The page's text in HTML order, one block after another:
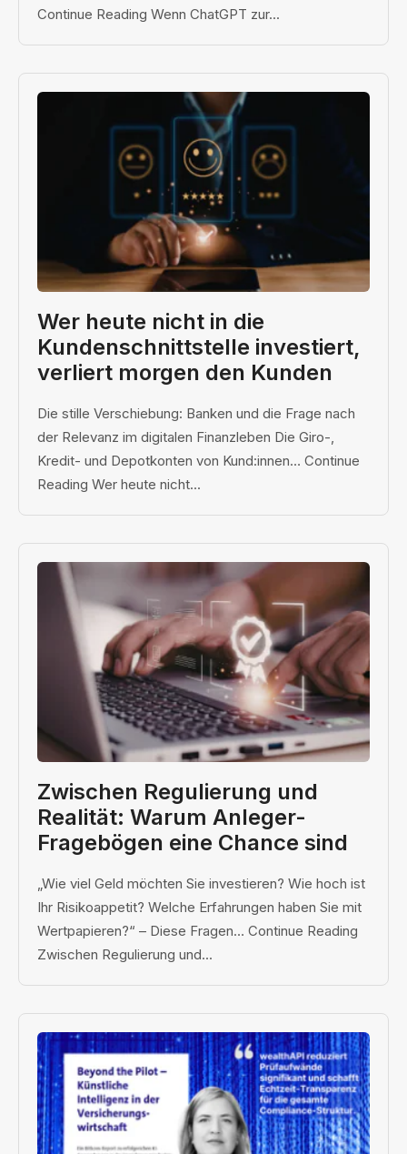
Continue Reading Wenn ChatGPT zur...
Wer heute nicht in die
Kundenschnittstelle investiert,
verliert morgen den Kunden
Die stille Verschiebung: Banken und die Frage nach
der Relevanz im digitalen Finanzleben Die Giro-,
Kredit- und Depotkonten von Kund:innen… Continue
Reading Wer heute nicht...
Zwischen Regulierung und
Realität: Warum Anleger-
Fragebögen eine Chance sind
„Wie viel Geld möchten Sie investieren? Wie hoch ist
Ihr Risikoappetit? Welche Erfahrungen haben Sie mit
Wertpapieren?“ – Diese Fragen… Continue Reading
Zwischen Regulierung und...